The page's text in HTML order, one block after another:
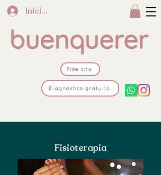
Iniciar sesión
Pide cita
Diagnóstico gratuito
Fisioterapia